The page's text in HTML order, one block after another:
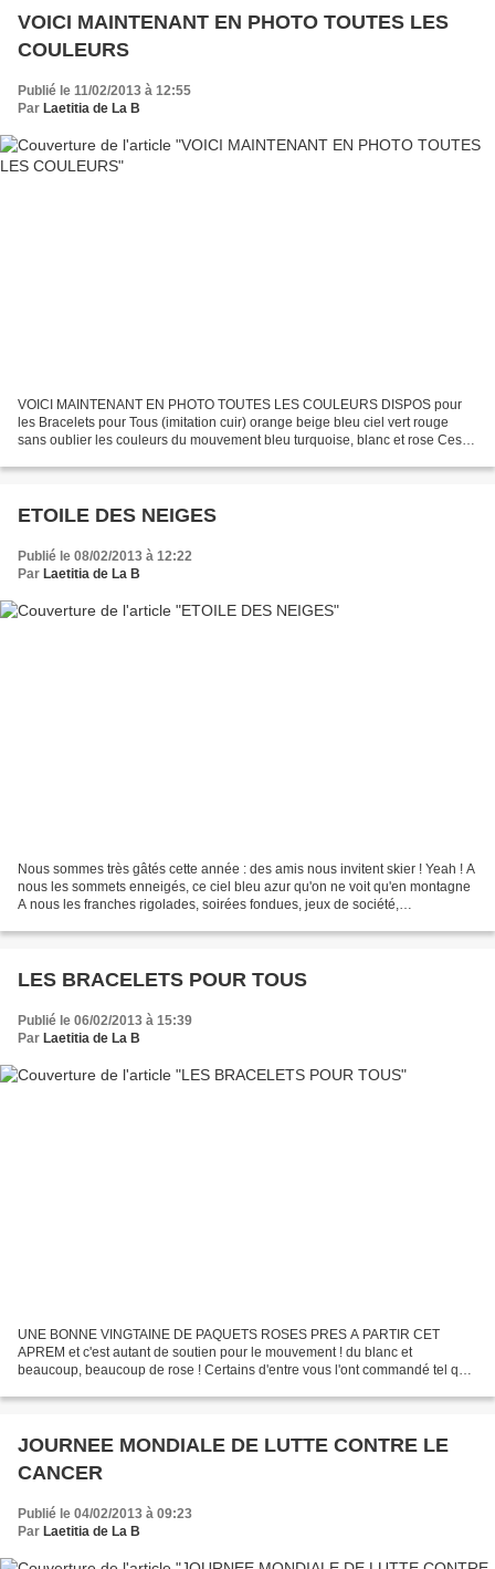
VOICI MAINTENANT EN PHOTO TOUTES LES
COULEURS
Publié le 11/02/2013 à 12:55
Par Laetitia de La B
VOICI MAINTENANT EN PHOTO TOUTES LES COULEURS DISPOS pour
les Bracelets pour Tous (imitation cuir) orange beige bleu ciel vert rouge
sans oublier les couleurs du mouvement bleu turquoise, blanc et rose Ces
ETOILE DES NEIGES
Publié le 08/02/2013 à 12:22
Par Laetitia de La B
Nous sommes très gâtés cette année : des amis nous invitent skier ! Yeah ! A
nous les sommets enneigés, ce ciel bleu azur qu'on ne voit qu'en montagne
A nous les franches rigolades, soirées fondues, jeux de société,
LES BRACELETS POUR TOUS
Publié le 06/02/2013 à 15:39
Par Laetitia de La B
UNE BONNE VINGTAINE DE PAQUETS ROSES PRES A PARTIR CET
APREM et c'est autant de soutien pour le mouvement ! du blanc et
beaucoup, beaucoup de rose ! Certains d'entre vous l'ont commandé tel quel
JOURNEE MONDIALE DE LUTTE CONTRE LE
CANCER
Publié le 04/02/2013 à 09:23
Par Laetitia de La B